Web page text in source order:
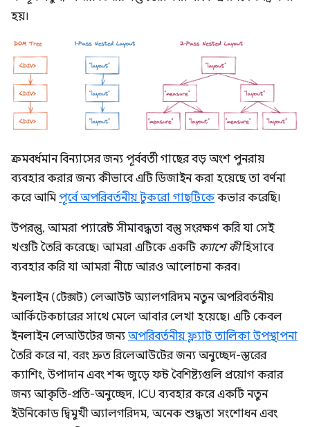
হয়।
ক্রমবর্ধমান বিন্যাসের জন্য পূর্ববর্তী গাছের বড় অংশ পুনরায়
ব্যবহার করার জন্য কীভাবে এটি ডিজাইন করা হয়েছে তা বর্ণনা
করে আমি পূর্বে অপরিবর্তনীয় টুকরো গাছটিকেকভার করেছি।
উপরন্তু, আমরা প্যারেন্ট সীমাবদ্ধতা বস্তু সংরক্ষণ করি যা সেই
খণ্ডটি তৈরি করেছে। আমরা এটিকে একটি ক্যাশে কীহিসাবে
ব্যবহার করি যা আমরা নীচে আরও আলোচনা করব।
ইনলাইন (টেক্সট) লেআউট অ্যালগরিদম নতুন অপরিবর্তনীয়
আর্কিটেকচারের সাথে মেলে আবার লেখা হয়েছে। এটি কেবল
ইনলাইন লেআউটের জন্য অপরিবর্তনীয় ফ্ল্যাট তালিকা উপস্থাপনা
তৈরি করে না, বরং দ্রুত রিলেআউটের জন্য অনুচ্ছেদ-স্তরের
ক্যাশিং, উপাদান এবং শব্দ জুড়ে ফন্ট বৈশিষ্ট্যগুলি প্রয়োগ করার
জন্য আকৃতি-প্রতি-অনুচ্ছেদ, ICU ব্যবহার করে একটি নতুন
ইউনিকোড দ্বিমুখী অ্যালগরিদম, অনেক শুদ্ধতা সংশোধন এবং